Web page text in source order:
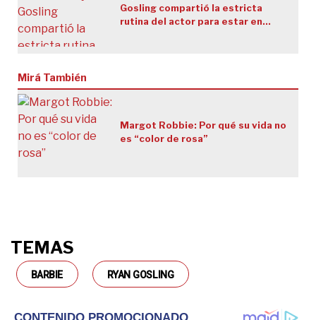
Gosling compartió la estricta
rutina del actor para estar en
Mirá También
Margot Robbie: Por qué su vida no
es “color de rosa”
TEMAS
BARBIE RYAN GOSLING